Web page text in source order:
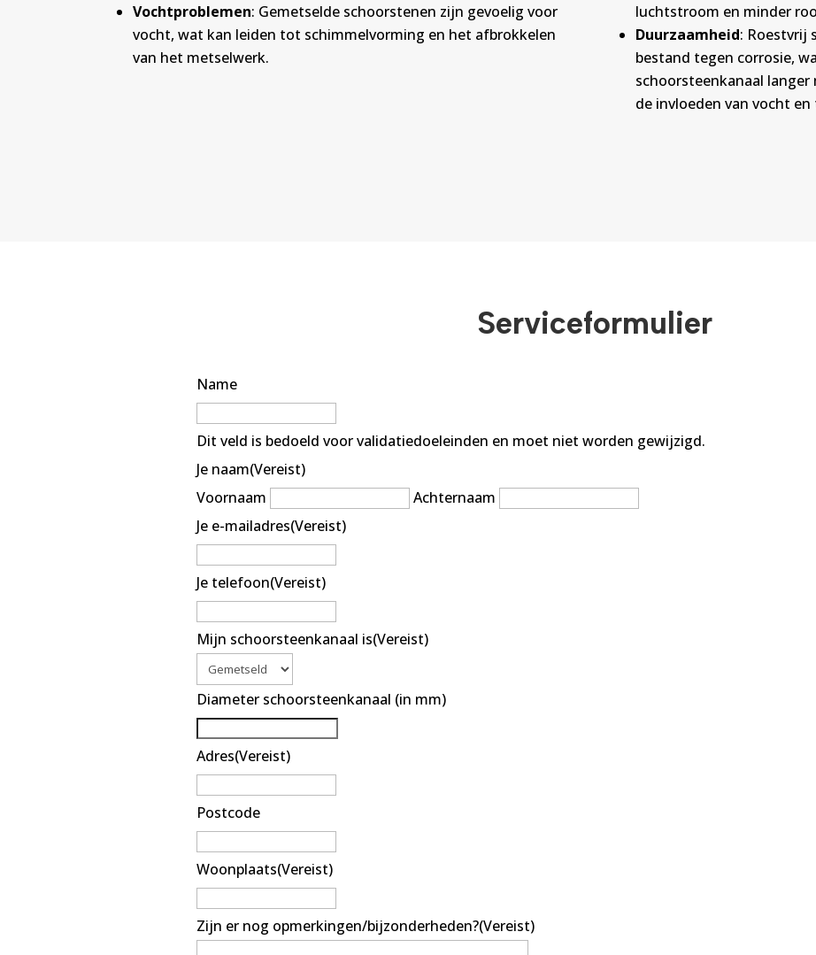
Vochtproblemen: Gemetselde schoorstenen zijn gevoelig voor
vocht, wat kan leiden tot schimmelvorming en het afbrokkelen
van het metselwerk.
luchtstroom en minder
Duurzaamheid: Roestvrij
bestand tegen corrosie,
schoorsteenkanaal
de invloeden van vocht
Serviceformulier
Name
Dit veld is bedoeld voor validatiedoeleinden en moet niet worden gewijzigd.
Je naam(Vereist)
Voornaam
Achternaam
Je e-mailadres(Vereist)
Je telefoon(Vereist)
Mijn schoorsteenkanaal is(Vereist)
Diameter schoorsteenkanaal (in mm)
Adres(Vereist)
Postcode
Woonplaats(Vereist)
Zijn er nog opmerkingen/bijzonderheden?(Vereist)